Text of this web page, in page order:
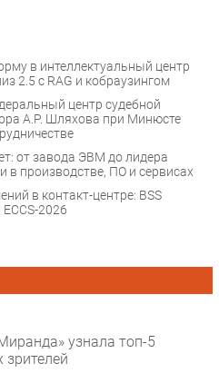
в интеллектуальный центр
2.5 с RAG и кобраузингом
центр судебной
А.Р. Шляхова при Минюсте
от завода ЭВМ до лидера
в производстве, ПО и сервисах
в контакт-центре: BSS
2026
узнала топ-5
зрителей